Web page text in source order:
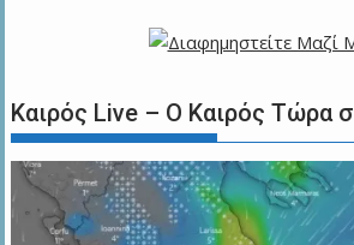
Καιρός Live – Ο Καιρός Τώρα